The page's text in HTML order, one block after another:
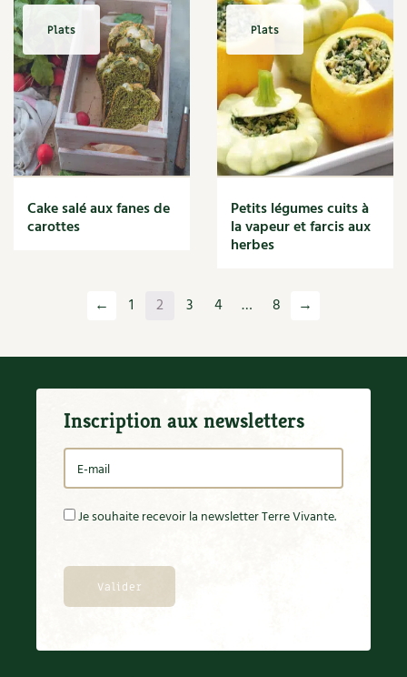
Plats
Cake salé aux fanes de
carottes
Plats
Petits légumes cuits à
la vapeur et farcis aux
herbes
← 1 2 3 4 … 8 →
Inscription aux newsletters
Je souhaite recevoir la newsletter Terre Vivante.